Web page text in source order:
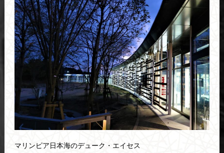
マリンピア日本海のデューク・エイセス